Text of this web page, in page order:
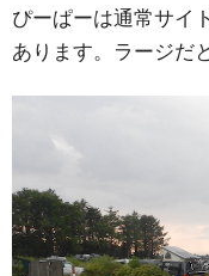
ぴーぱーは通常サイ
あります。ラージだ